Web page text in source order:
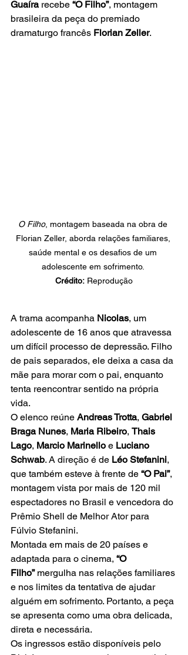
Guaíra recebe “O Filho”, montagem
brasileira da peça do premiado
dramaturgo francês Florian Zeller.
O Filho, montagem baseada na obra de
Florian Zeller, aborda relações familiares,
saúde mental e os desafios de um
adolescente em sofrimento.
Crédito: Reprodução
A trama acompanha Nicolas, um
adolescente de 16 anos que atravessa
um difícil processo de depressão. Filho
de pais separados, ele deixa a casa da
mãe para morar com o pai, enquanto
tenta reencontrar sentido na própria
vida.
O elenco reúne Andreas Trotta, Gabriel
Braga Nunes, Maria Ribeiro, Thais
Lago, Marcio Marinello e Luciano
Schwab. A direção é de Léo Stefanini,
que também esteve à frente de “O Pai”,
montagem vista por mais de 120 mil
espectadores no Brasil e vencedora do
Prêmio Shell de Melhor Ator para
Fúlvio Stefanini.
Montada em mais de 20 países e
adaptada para o cinema, “O
Filho” mergulha nas relações familiares
e nos limites da tentativa de ajudar
alguém em sofrimento. Portanto, a peça
se apresenta como uma obra delicada,
direta e necessária.
Os ingressos estão disponíveis pelo